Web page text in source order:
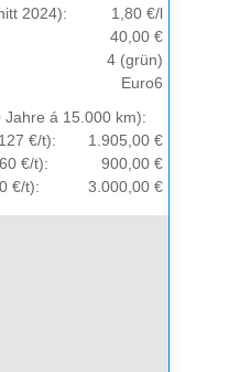
2024):
1,80 €/l
40,00 €
4 (grün)
Euro6
Jahre á 15.000 km):
€/t):
1.905,00 €
€/t):
900,00 €
€/t):
3.000,00 €